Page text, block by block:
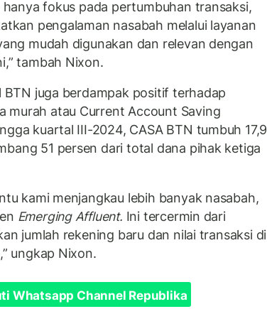
fokus pada pertumbuhan transaksi,
pengalaman nasabah melalui layanan
mudah digunakan dan relevan dengan
tambah Nixon.
juga berdampak positif terhadap
murah atau Current Account Saving
kuartal III-2024, CASA BTN tumbuh 17,9
51 persen dari total dana pihak ketiga
kami menjangkau lebih banyak nasabah,
Emerging Affluent. Ini tercermin dari
jumlah rekening baru dan nilai transaksi di
ungkap Nixon.
Whatsapp Channel Republika